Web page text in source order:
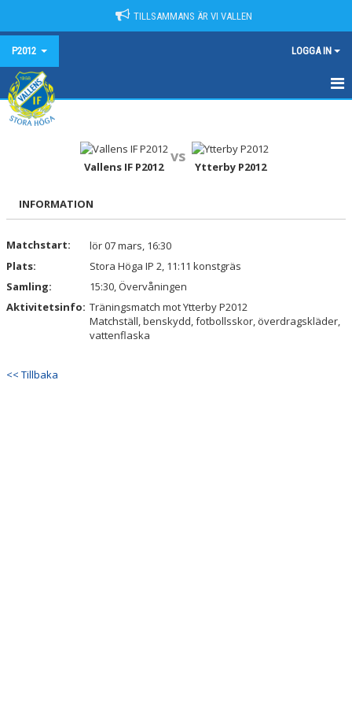
TILLSAMMANS ÄR VI VALLEN
P2012 LOGGA IN
HEM
MATCHER
TRUPPEN
BILDGALLERI
Vallens IF P2012
vs
Ytterby P2012
INFORMATION
Matchstart:
lör 07 mars, 16:30
Plats:
Stora Höga IP 2, 11:11 konstgräs
Samling:
15:30, Övervåningen
Aktivitetsinfo: Träningsmatch mot Ytterby P2012
Matchställ, benskydd, fotbollsskor, överdragskläder,
vattenflaska
<< Tillbaka